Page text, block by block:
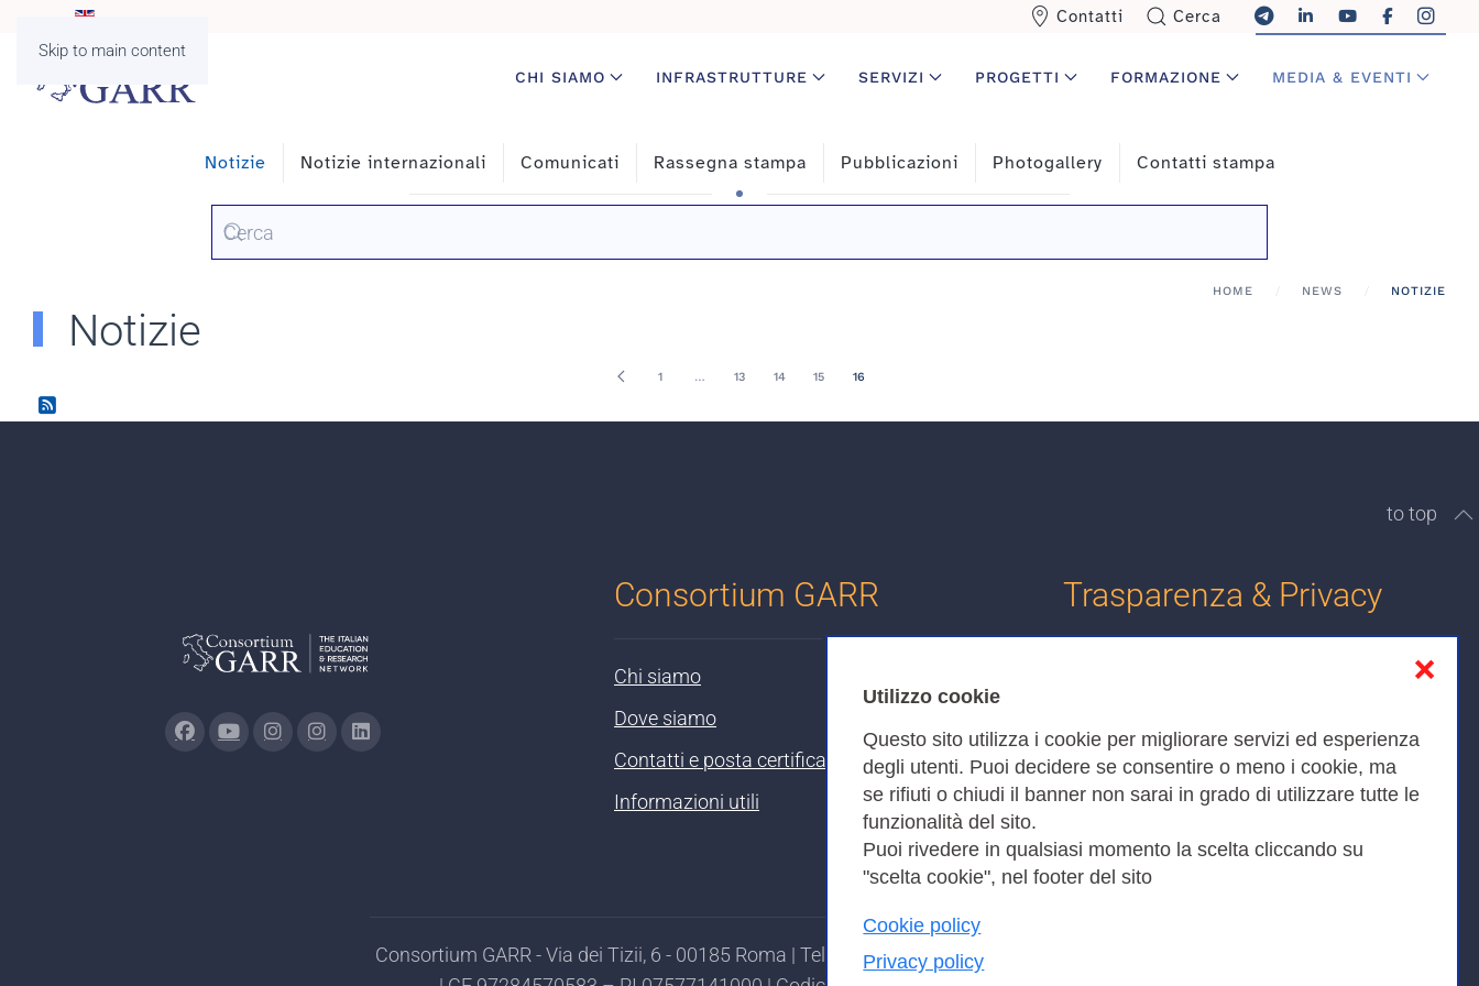
Utilizzo cookie
Questo sito utilizza i cookie per migliorare servizi ed esperienza
degli utenti. Puoi decidere se consentire o meno i cookie, ma
se rifiuti o chiudi il banner non sarai in grado di utilizzare tutte le
funzionalità del sito.
Puoi rivedere in qualsiasi momento la scelta cliccando su
"scelta cookie", nel footer del sito
Cookie policy
Privacy policy
❌
Skip to main content
Contatti Cerca
CHI SIAMO INFRASTRUTTURE SERVIZI PROGETTI FORMAZIONE MEDIA & EVENTI
Notizie Notizie internazionali Comunicati Rassegna stampa Pubblicazioni Photogallery Contatti stampa
HOME NEWS NOTIZIE
Notizie
1 … 13 14 15 16
to top
Consortium GARR
Chi siamo
Dove siamo
Contatti e posta certificata
Informazioni utili
Trasparenza & Privacy
Amministrazione trasparente
Bandi di Gara
Consortium GARR - Via dei Tizii, 6 - 00185 Roma | Tel. 0649622000 - Fax 0649622044